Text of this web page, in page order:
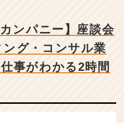
ンパニー】座談会
グ・コンサル業
事がわかる2時間